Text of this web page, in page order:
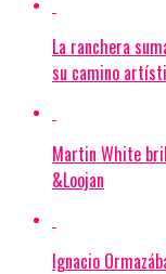
La ranchera
su camino
Martin White
&Loojan
Ignacio